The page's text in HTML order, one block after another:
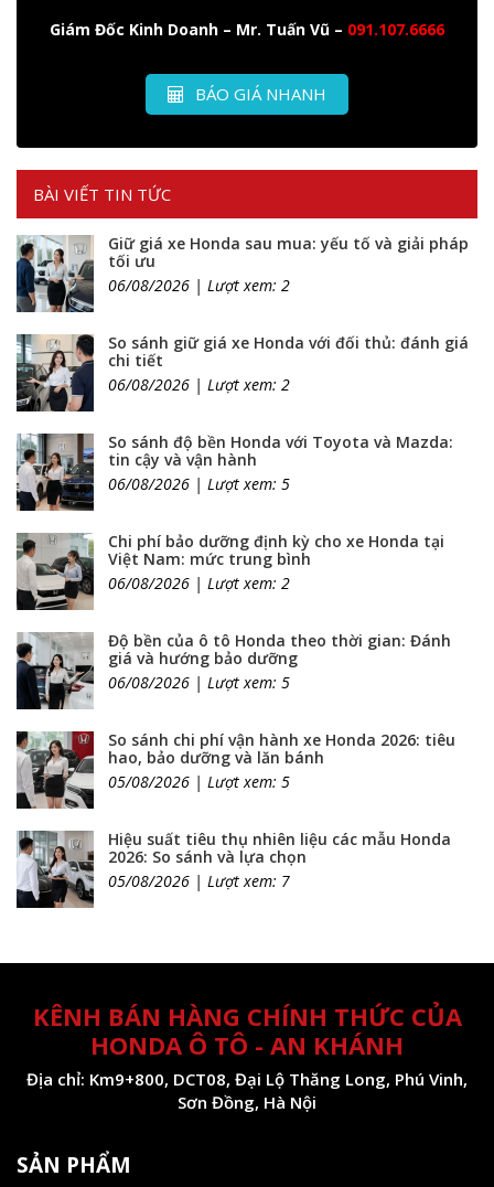
Giám Đốc Kinh Doanh – Mr. Tuấn Vũ – 091.107.6666
BÁO GIÁ NHANH
BÀI VIẾT TIN TỨC
Giữ giá xe Honda sau mua: yếu tố và giải pháp
tối ưu
06/08/2026 | Lượt xem: 2
So sánh giữ giá xe Honda với đối thủ: đánh giá
chi tiết
06/08/2026 | Lượt xem: 2
So sánh độ bền Honda với Toyota và Mazda:
tin cậy và vận hành
06/08/2026 | Lượt xem: 5
Chi phí bảo dưỡng định kỳ cho xe Honda tại
Việt Nam: mức trung bình
06/08/2026 | Lượt xem: 2
Độ bền của ô tô Honda theo thời gian: Đánh
giá và hướng bảo dưỡng
06/08/2026 | Lượt xem: 5
So sánh chi phí vận hành xe Honda 2026: tiêu
hao, bảo dưỡng và lăn bánh
05/08/2026 | Lượt xem: 5
Hiệu suất tiêu thụ nhiên liệu các mẫu Honda
2026: So sánh và lựa chọn
05/08/2026 | Lượt xem: 7
KÊNH BÁN HÀNG CHÍNH THỨC CỦA
HONDA Ô TÔ - AN KHÁNH
Địa chỉ: Km9+800, DCT08, Đại Lộ Thăng Long, Phú Vinh,
Sơn Đồng, Hà Nội
SẢN PHẨM